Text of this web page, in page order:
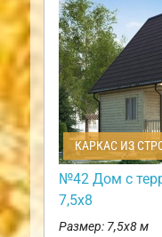
КАРКАС ИЗ
№42 Дом с
7,5х8
Размер: 7,5х8 м